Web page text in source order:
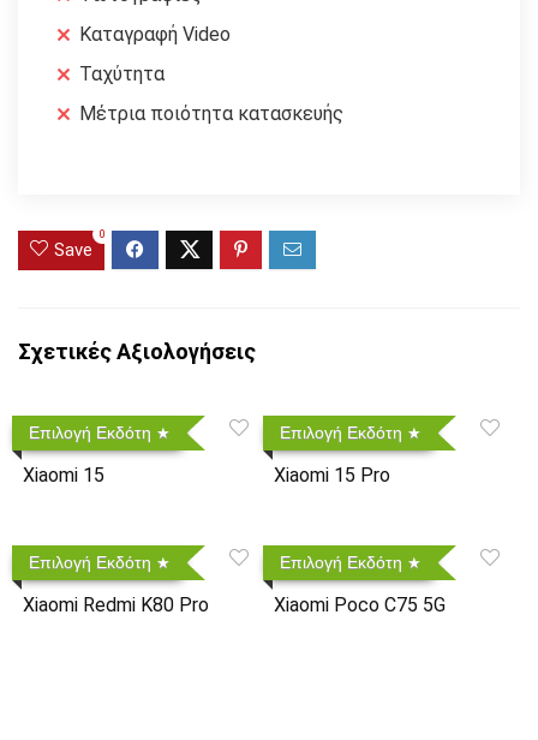
Καταγραφή Video
Ταχύτητα
Μέτρια ποιότητα κατασκευής
Save
0
Σχετικές Αξιολογήσεις
Επιλογή Εκδότη
Xiaomi 15
Επιλογή Εκδότη
Xiaomi 15 Pro
Επιλογή Εκδότη
Xiaomi Redmi K80 Pro
Επιλογή Εκδότη
Xiaomi Poco C75 5G